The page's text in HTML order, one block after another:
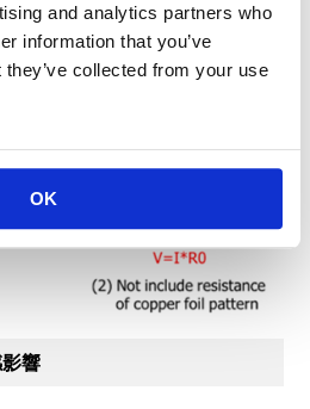
and analytics partners who
information that you’ve
collected from your use
OK
響